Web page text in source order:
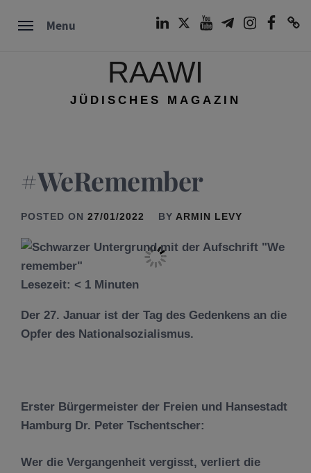
Menu
RAAWI
JÜDISCHES MAGAZIN
#WeRemember
POSTED ON 27/01/2022 BY ARMIN LEVY
Lesezeit: < 1 Minuten
Der 27. Januar ist der Tag des Gedenkens an die
Opfer des Nationalsozialismus.
Erster Bürgermeister der Freien und Hansestadt
Hamburg Dr. Peter Tschentscher:
Wer die Vergangenheit vergisst, verliert die